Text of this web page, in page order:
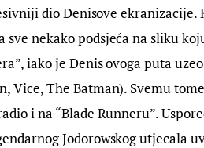
dio Denisove ekranizacije.
sve nekako podsjeća na sliku
iako je Denis ovoga puta
Vice, The Batman). Svemu
i na “Blade Runneru”.
Jodorowskog utjecala